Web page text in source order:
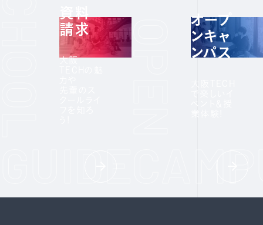
資料
請求
大阪
オープ
ンキャ
ンパス
で楽しいイ
ベント＆授
業体験!